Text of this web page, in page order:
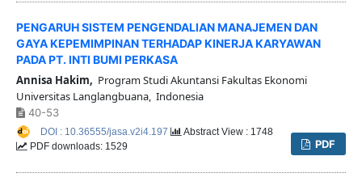
PENGARUH SISTEM PENGENDALIAN MANAJEMEN DAN
GAYA KEPEMIMPINAN TERHADAP KINERJA KARYAWAN
PADA PT. INTI BUMI PERKASA
Annisa Hakim, Program Studi Akuntansi Fakultas Ekonomi
Universitas Langlangbuana, Indonesia
40-53
PDF
DOI : 10.36555/jasa.v2i4.197
Abstract View : 1748
PDF downloads: 1529